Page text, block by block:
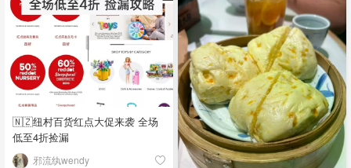
🇳🇿纽村百货红点大促来袭 全场
低至4折捡漏
邪流纨wendy